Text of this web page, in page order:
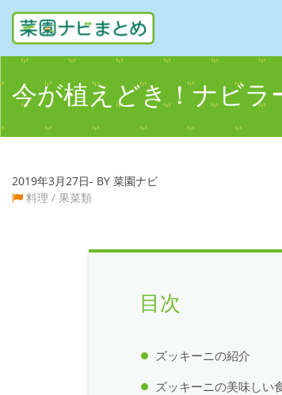
今が植えどき！ナビ
2019年3月27日- BY 菜園ナビ
料理 / 果菜類
目次
ズッキーニの紹介
ズッキーニの美味しい